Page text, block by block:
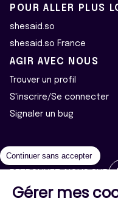
POUR ALLER PLUS
shesaid.so
shesaid.so France
AGIR AVEC NOUS
Trouver un profil
S'inscrire/Se connecter
Signaler un bug
2026
Continuer sans accepter
Gérer mes